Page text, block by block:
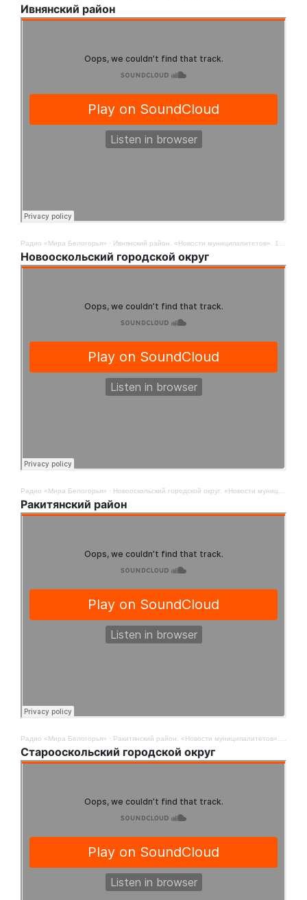
Ивнянский район
Радио «Мира Белогорья» · Ивнянский район. «Новости муниципалитетов». 12 августа
Новооскольский городской округ
Радио «Мира Белогорья» · Новооскольский городской округ. «Новости муниципалитетов». 12 августа
Ракитянский район
Радио «Мира Белогорья» · Ракитянский район. «Новости муниципалитетов». 12 августа
Старооскольский городской округ